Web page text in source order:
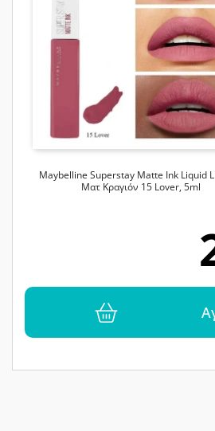
Maybelline Superstay Matte Ink Liquid
Ματ Κραγιόν 15 Lover, 5ml